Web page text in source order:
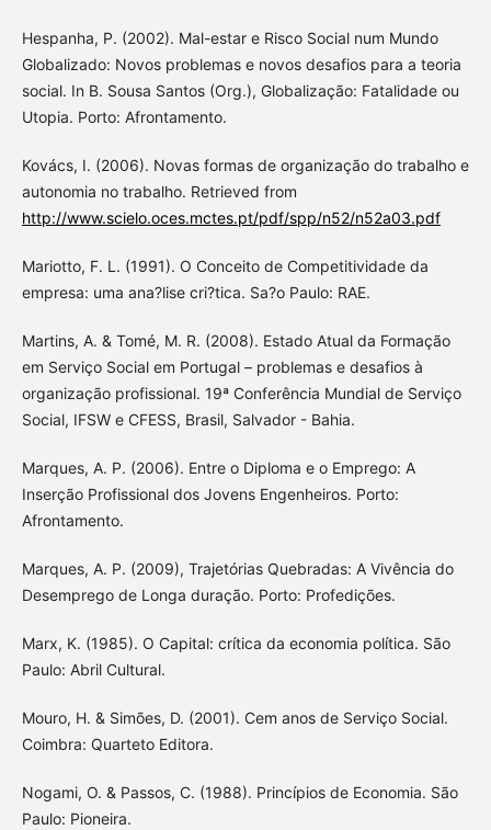
Hespanha, P. (2002). Mal-estar e Risco Social num Mundo
Globalizado: Novos problemas e novos desafios para a teoria
social. In B. Sousa Santos (Org.), Globalização: Fatalidade ou
Utopia. Porto: Afrontamento.
Kovács, I. (2006). Novas formas de organização do trabalho e
autonomia no trabalho. Retrieved from
http://www.scielo.oces.mctes.pt/pdf/spp/n52/n52a03.pdf
Mariotto, F. L. (1991). O Conceito de Competitividade da
empresa: uma ana?lise cri?tica. Sa?o Paulo: RAE.
Martins, A. & Tomé, M. R. (2008). Estado Atual da Formação
em Serviço Social em Portugal – problemas e desafios à
organização profissional. 19ª Conferência Mundial de Serviço
Social, IFSW e CFESS, Brasil, Salvador - Bahia.
Marques, A. P. (2006). Entre o Diploma e o Emprego: A
Inserção Profissional dos Jovens Engenheiros. Porto:
Afrontamento.
Marques, A. P. (2009), Trajetórias Quebradas: A Vivência do
Desemprego de Longa duração. Porto: Profedições.
Marx, K. (1985). O Capital: crítica da economia política. São
Paulo: Abril Cultural.
Mouro, H. & Simões, D. (2001). Cem anos de Serviço Social.
Coimbra: Quarteto Editora.
Nogami, O. & Passos, C. (1988). Princípios de Economia. São
Paulo: Pioneira.